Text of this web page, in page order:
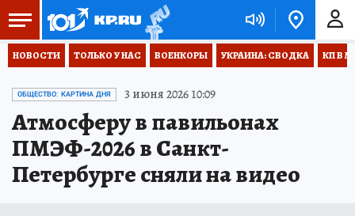
НОВОСТИ ТОЛЬКО У НАС ВОЕНКОРЫ УКРАИНА: СВОДКА КП В
ОБЩЕСТВО: КАРТИНА ДНЯ 3 июня 2026 10:09
Атмосферу в павильонах
ПМЭФ-2026 в Санкт-
Петербурге сняли на видео